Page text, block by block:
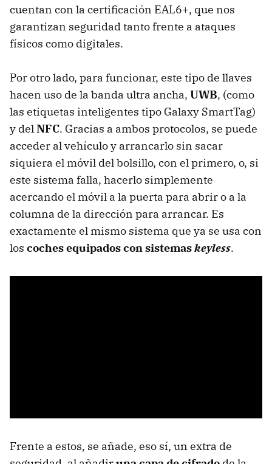
cuentan con la certificación EAL6+, que nos
garantizan seguridad tanto frente a ataques
físicos como digitales.
Por otro lado, para funcionar, este tipo de llaves
hacen uso de la banda ultra ancha, UWB, (como
las etiquetas inteligentes tipo Galaxy SmartTag)
y delNFC. Gracias a ambos protocolos, se puede
acceder al vehículo y arrancarlo sin sacar
siquiera el móvil del bolsillo, con el primero, o, si
este sistema falla, hacerlo simplemente
acercando el móvil a la puerta para abrir o a la
columna de la dirección para arrancar. Es
exactamente el mismo sistema que ya se usa con
los coches equipados con sistemaskeyless.
Frente a estos, se añade, eso sí, un extra de